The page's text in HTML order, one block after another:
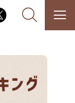
その他